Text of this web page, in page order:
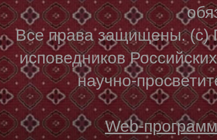
Все права защищены. (с)
исповедников
научно-
Web-